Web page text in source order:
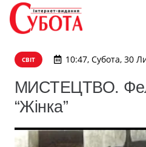
СВІТ 10:47, Субота, 30
МИСТЕЦТВО.
“Жінка”